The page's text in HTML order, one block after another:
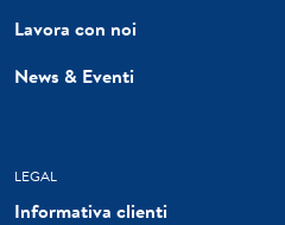
Lavora con noi
News & Eventi
LEGAL
Informativa clienti